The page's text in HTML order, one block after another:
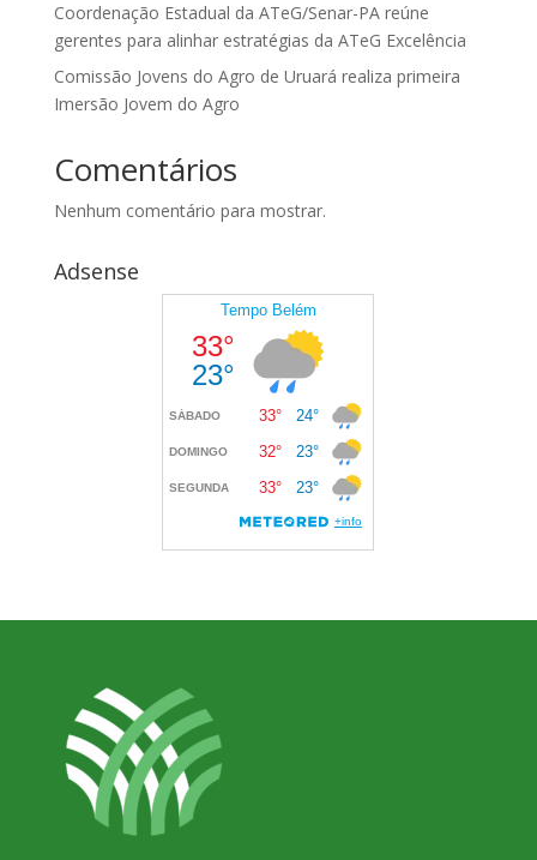
Coordenação Estadual da ATeG/Senar-PA reúne
gerentes para alinhar estratégias da ATeG Excelência
Comissão Jovens do Agro de Uruará realiza primeira
Imersão Jovem do Agro
Comentários
Nenhum comentário para mostrar.
Adsense